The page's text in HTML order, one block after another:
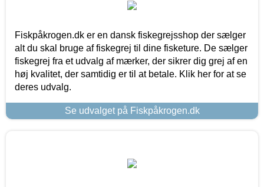
Fiskpåkrogen.dk er en dansk fiskegrejsshop der sælger
alt du skal bruge af fiskegrej til dine fisketure. De sælger
fiskegrej fra et udvalg af mærker, der sikrer dig grej af en
høj kvalitet, der samtidig er til at betale. Klik her for at se
deres udvalg.
Se udvalget på Fiskpåkrogen.dk